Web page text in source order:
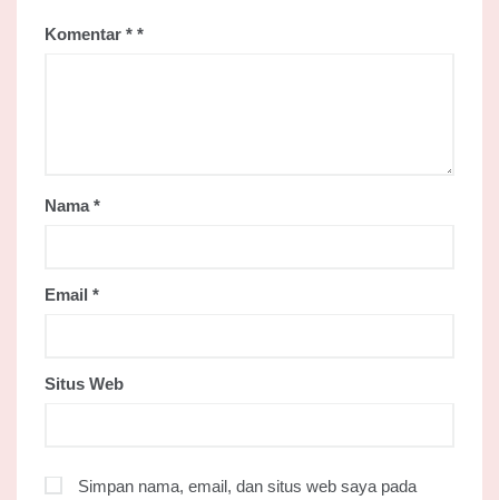
Komentar *
Nama*
Email *
Situs Web
Simpan nama, email, dan situs web saya pada